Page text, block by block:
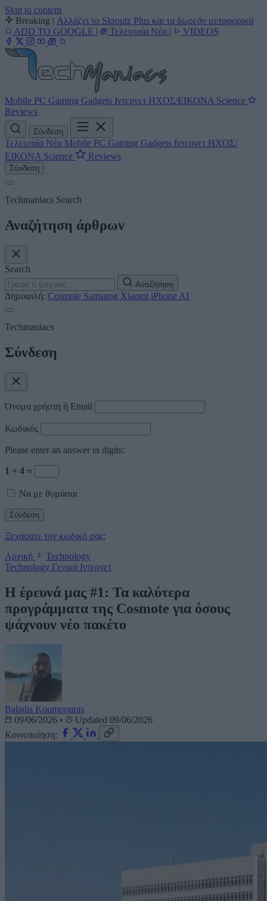
Skip to content
Breaking | Αλλάζει το Skroutz Plus και τα δωρεάν μεταφορικά
ADD TO GOOGLE | Τελευταία Νέα | VIDEOS
Mobile PC Gaming Gadgets Ιντερνετ ΗΧΟΣ/ΕΙΚΟΝΑ Science
Reviews
Σύνδεση
Τελευταία Νέα Mobile PC Gaming Gadgets Ιντερνετ ΗΧΟΣ/
ΕΙΚΟΝΑ Science Reviews
Σύνδεση
Techmaniacs Search
Αναζήτηση άρθρων
Search
Αναζήτηση
Δημοφιλή: Cosmote Samsung Xiaomi iPhone AI
Techmaniacs
Σύνδεση
Όνομα χρήστη ή Email
Κωδικός
Please enter an answer in digits:
1 + 4 =
Να με θυμάσαι
Ξεχάσατε τον κωδικό σας;
Αρχική
Technology
Technology Γενικά Ιντερνετ
Η έρευνά μας #1: Τα καλύτερα
προγράμματα της Cosmote για όσους
ψάχνουν νέο πακέτο
Baladis Koumpouras
09/06/2026 •
Updated 09/06/2026
Κοινοποίηση: